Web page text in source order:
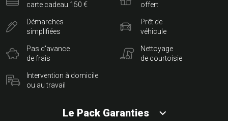
carte cadeau 150 €
Démarches
simplifiées
Pas d'avance
de frais
Intervention à domicile
ou au travail
offert
Prêt de
véhicule
Nettoyage
de courtoisie
Le Pack Garanties